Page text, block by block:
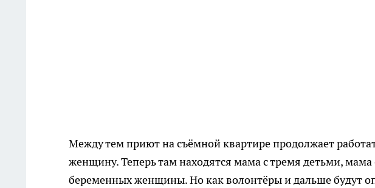
Между тем приют на съёмной квартире продолжает
женщину. Теперь там находятся мама с тремя детьми,
беременных женщины. Но как волонтёры и дальше будут